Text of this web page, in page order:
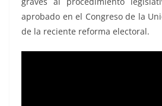
aprobado en el Congreso de la
de la reciente reforma electoral.